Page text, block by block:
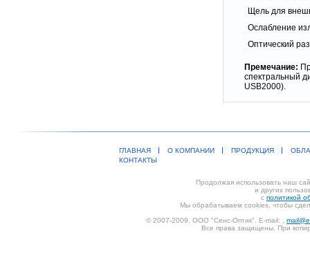
Щель для
Ослабление
Оптический
Премечание:
спектральный
USB2000).
ГЛАВНАЯ О КОМПАНИИ ПРОДУКЦИЯ
КОНТАКТЫ
Продолжая использовать наш
и других
с политикой
Мы обрабатываем cookies, чтобы
© 2007-2009. ООО "Сенс-Оптик". E-mail:
Все права защищены. При